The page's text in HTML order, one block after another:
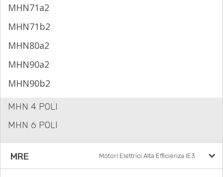
MHN71a2
MHN71b2
MHN80a2
MHN90a2
MHN90b2
MHN 4 POLI
MHN 6 POLI
MRE Motori Elettrici Alta Efficienza IE3